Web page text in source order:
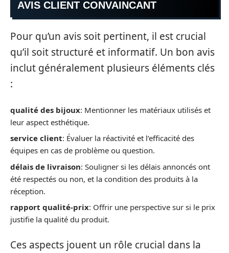
AVIS CLIENT CONVAINCANT
Pour qu’un avis soit pertinent, il est crucial
qu’il soit structuré et informatif. Un bon avis
inclut généralement plusieurs éléments clés
:
qualité des bijoux: Mentionner les matériaux utilisés et
leur aspect esthétique.
service client: Évaluer la réactivité et l’efficacité des
équipes en cas de problème ou question.
délais de livraison: Souligner si les délais annoncés ont
été respectés ou non, et la condition des produits à la
réception.
rapport qualité-prix: Offrir une perspective sur si le prix
justifie la qualité du produit.
Ces aspects jouent un rôle crucial dans la